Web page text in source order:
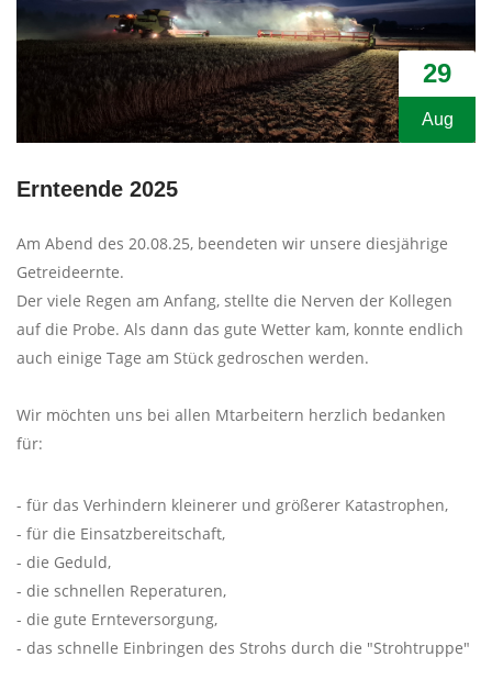
29
Aug
Ernteende 2025
Am Abend des 20.08.25, beendeten wir unsere diesjährige
Getreideernte.
Der viele Regen am Anfang, stellte die Nerven der Kollegen
auf die Probe. Als dann das gute Wetter kam, konnte endlich
auch einige Tage am Stück gedroschen werden.
Wir möchten uns bei allen Mtarbeitern herzlich bedanken
für:
- für das Verhindern kleinerer und größerer Katastrophen,
- für die Einsatzbereitschaft,
- die Geduld,
- die schnellen Reperaturen,
- die gute Ernteversorgung,
- das schnelle Einbringen des Strohs durch die "Strohtruppe"